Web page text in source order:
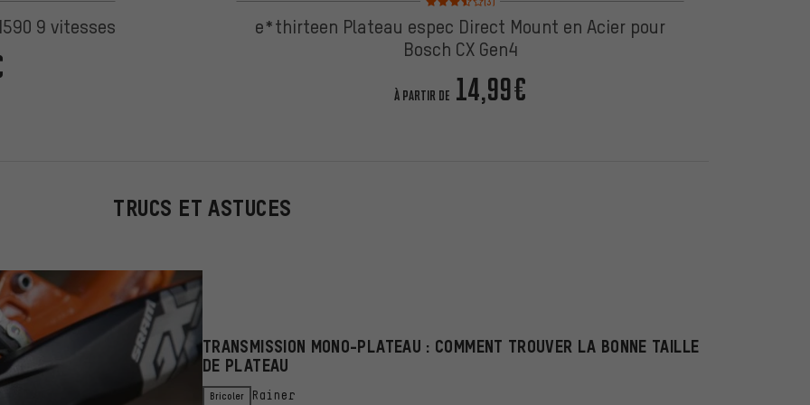
9 vitesses
e*thirteen Plateau espec Direct Mount en Acier pour
Bosch CX Gen4
À PARTIR DE 14,99€
TRUCS ET ASTUCES
TRANSMISSION MONO-PLATEAU : COMMENT TROUVER LA BONNE TAILLE
DE PLATEAU
Bricoler Rainer